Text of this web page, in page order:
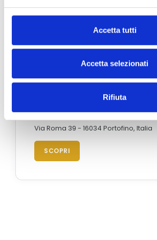
Accetta tutti
Accetta selezionati
Rifiuta
Via Roma 39 - 16034 Portofino, Italia
SCOPRI